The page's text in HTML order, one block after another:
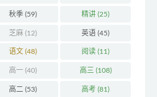
秋季(59) 精讲 (25)
芝麻(12) 英语 (45)
语文 (48) 阅读 (11)
高一(40) 高三 (108)
高二 (53) 高考 (81)